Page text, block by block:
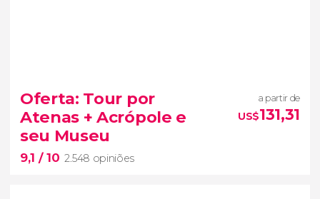
213 opiniões
privado
por Atenas
guia à sua inteira disposição
descobrir a
capital grega de forma superexclusiva
Oferta: Tour por
Atenas + Acrópole e
seu Museu
9,1 / 10 2.548 opiniões
a partir de
US$131,31